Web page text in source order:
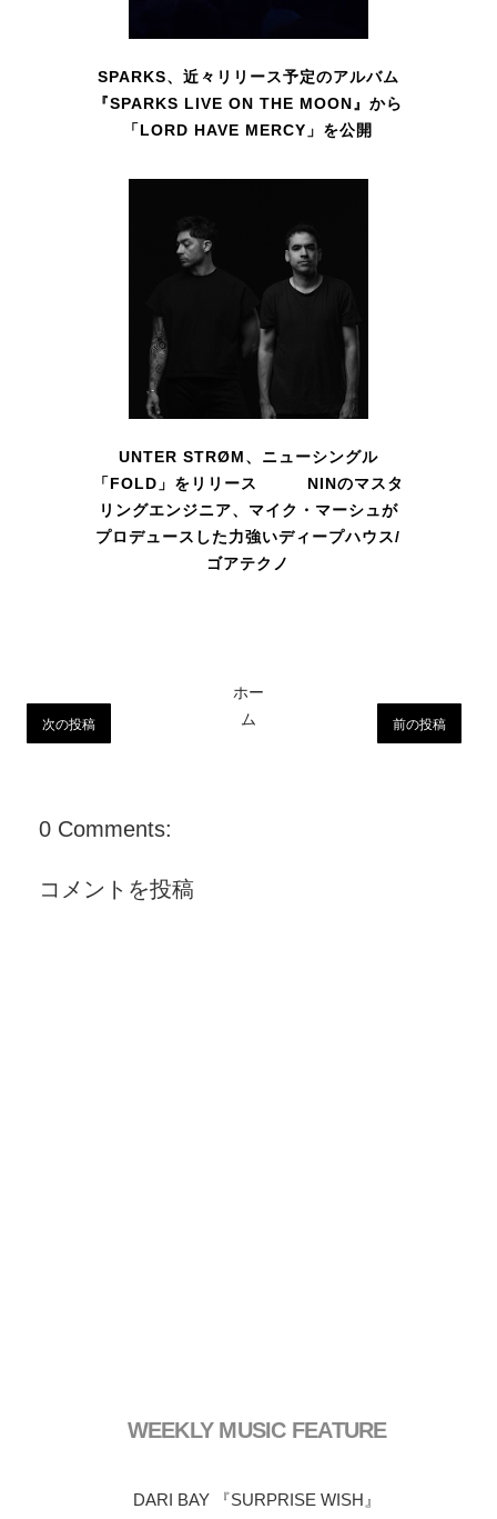
SPARKS、近々リリース予定のアルバム
『SPARKS LIVE ON THE MOON』から
「LORD HAVE MERCY」を公開
UNTER STRØM、ニューシングル
「FOLD」をリリース NINのマスタ
リングエンジニア、マイク・マーシュが
プロデュースした力強いディープハウス/
ゴアテクノ
次の投稿 前の投稿
ホー
ム
0 Comments:
コメントを投稿
WEEKLY MUSIC FEATURE
DARI BAY 『SURPRISE WISH』